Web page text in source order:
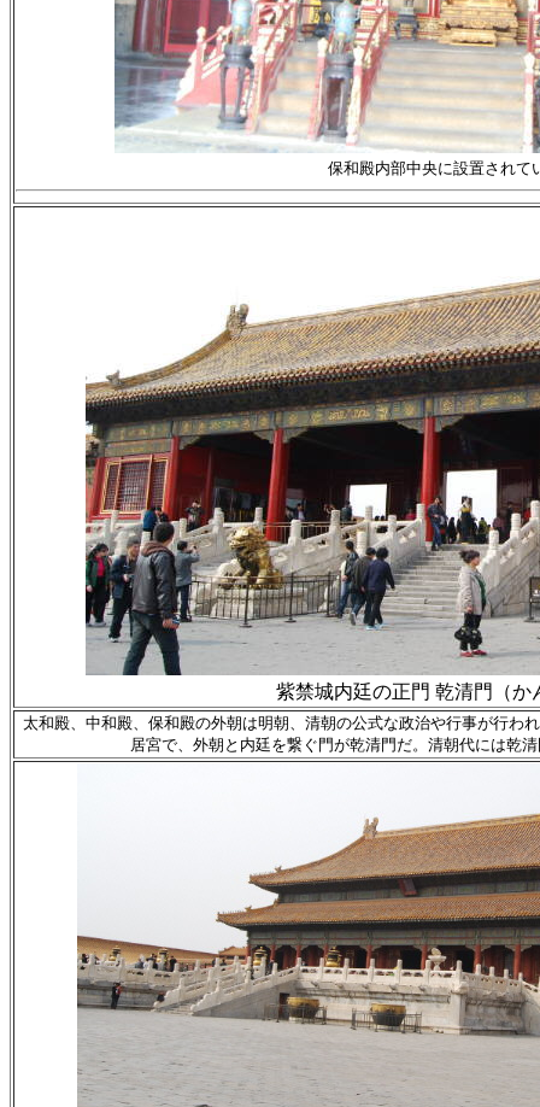
保和殿内部中央に設置されて
紫禁城内廷の正門 乾清門（か
太和殿、中和殿、保和殿の外朝は明朝、清朝の公式な政治や行事が行わ
居宮で、外朝と内廷を繋ぐ門が乾清門だ。清朝代には乾